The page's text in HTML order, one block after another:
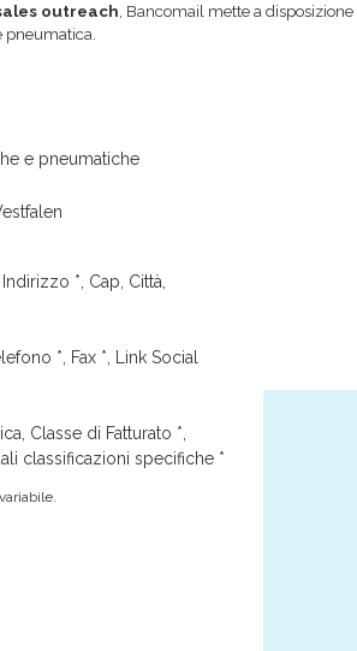
outreach , Bancomail mette a disposizione
e pneumatiche
*, Cap, Città,
*, Fax *, Link Social
Classe di Fatturato *,
classificazioni specifiche *